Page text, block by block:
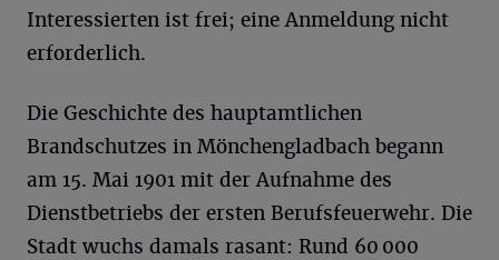
Interessierten ist frei; eine Anmeldung nicht
erforderlich.
Die Geschichte des hauptamtlichen
Brandschutzes in Mönchengladbach begann
am 15. Mai 1901 mit der Aufnahme des
Dienstbetriebs der ersten Berufsfeuerwehr. Die
Stadt wuchs damals rasant: Rund 60 000